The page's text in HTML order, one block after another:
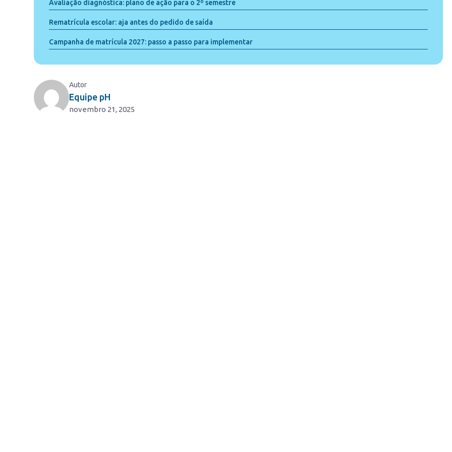
Avaliação diagnóstica: plano de ação para o 2º semestre
Rematrícula escolar: aja antes do pedido de saída
Campanha de matrícula 2027: passo a passo para implementar
Autor
Equipe pH
novembro 21, 2025